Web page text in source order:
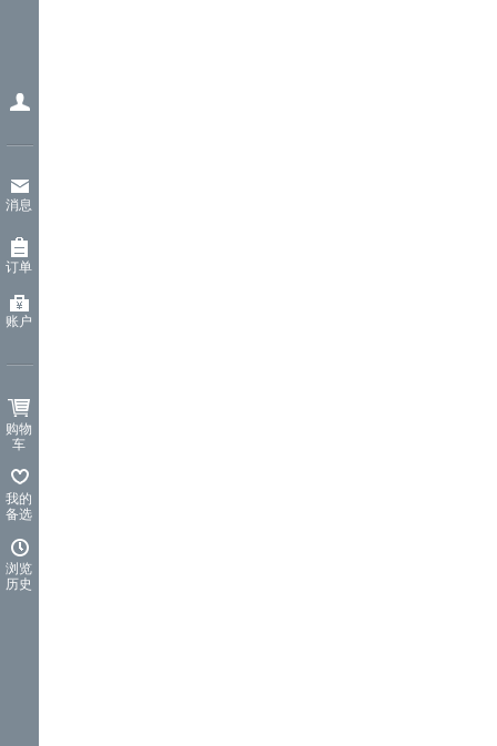
消息
订单
账户
购物
车
我的
备选
浏览
历史